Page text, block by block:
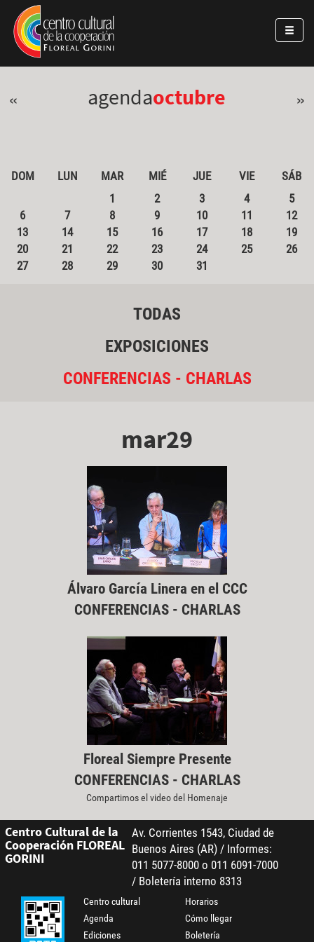
Pasar al contenido principal
Jump to main content
« agendaoctubre »
DOM LUN MAR MIÉ JUE VIE
SÁB
1
2 3 4
5
6
7 8 9 10 11
12
13
14 15 16 17 18
19
20
21 22 23 24 25
26
27
28 29 30 31
TODAS
EXPOSICIONES
CONFERENCIAS - CHARLAS
mar29
Álvaro García Linera en el CCC
CONFERENCIAS - CHARLAS
Floreal Siempre Presente
CONFERENCIAS - CHARLAS
Compartimos el video del Homenaje
Centro Cultural de la
Cooperación FLOREAL
GORINI
Av. Corrientes 1543, Ciudad de
Buenos Aires (AR) / Informes:
011 5077-8000 o 011 6091-7000
/ Boletería interno 8313
Centro cultural
Agenda
Ediciones
Horarios
Cómo llegar
Boletería